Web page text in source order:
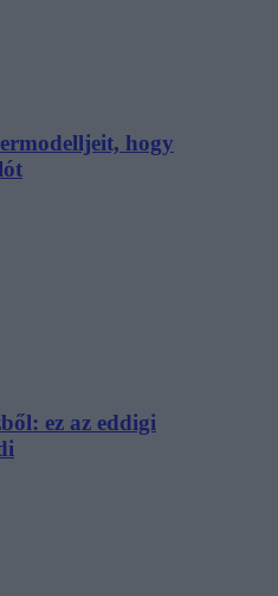
hogy
ez az eddigi